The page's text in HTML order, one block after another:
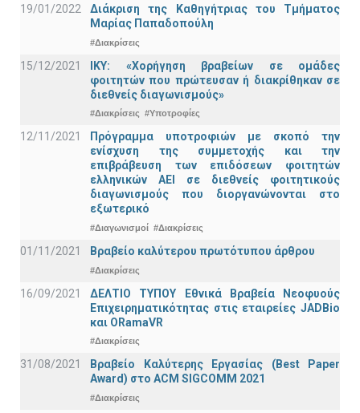
19/01/2022
Διάκριση της Καθηγήτριας του Τμήματος
Μαρίας Παπαδοπούλη
#Διακρίσεις
15/12/2021
IKY: «Χορήγηση βραβείων σε ομάδες
φοιτητών που πρώτευσαν ή διακρίθηκαν σε
διεθνείς διαγωνισμούς»
#Διακρίσεις #Υποτροφίες
12/11/2021
Πρόγραμμα υποτροφιών με σκοπό την
ενίσχυση της συμμετοχής και την
επιβράβευση των επιδόσεων φοιτητών
ελληνικών ΑΕΙ σε διεθνείς φοιτητικούς
διαγωνισμούς που διοργανώνονται στο
εξωτερικό
#Διαγωνισμοί #Διακρίσεις
01/11/2021 Bραβείο καλύτερου πρωτότυπου άρθρου
#Διακρίσεις
16/09/2021
ΔΕΛΤΙΟ ΤΥΠΟΥ Εθνικά Βραβεία Νεοφυούς
Επιχειρηματικότητας στις εταιρείες JADBio
και ORamaVR
#Διακρίσεις
31/08/2021
Βραβείο Καλύτερης Εργασίας (Best Paper
Award) στο ACM SIGCOMM 2021
#Διακρίσεις